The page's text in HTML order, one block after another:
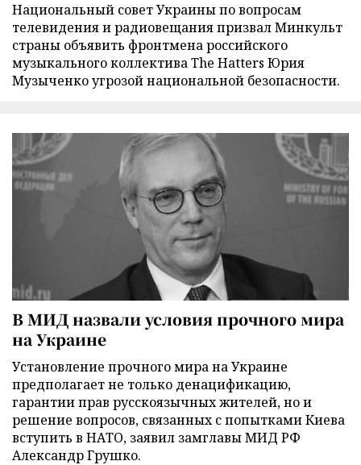
Национальный совет Украины по вопросам
телевидения и радиовещания призвал Минкульт
страны объявить фронтмена российского
музыкального коллектива The Hatters Юрия
Музыченко угрозой национальной безопасности.
В МИД назвали условия прочного мира
на Украине
Установление прочного мира на Украине
предполагает не только денацификацию,
гарантии прав русскоязычных жителей, но и
решение вопросов, связанных с попытками Киева
вступить в НАТО, заявил замглавы МИД РФ
Александр Грушко.